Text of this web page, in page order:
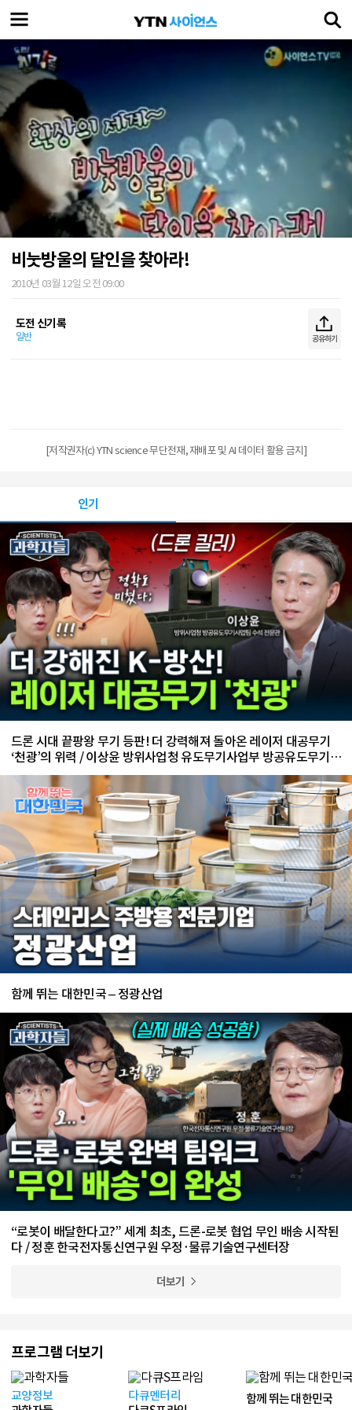
비눗방울의 달인을 찾아라!
2010년 03월 12일 오전 09:00
도전 신기록
일반 공유하기
[저작권자(c) YTN science 무단전재, 재배포 및 AI 데이터 활용 금지]
인기
드론 시대 끝팡왕 무기 등판! 더 강력해져 돌아온 레이저 대공무기
‘천광’의 위력 / 이상윤 방위사업청 유도무기사업부 방공유도무기사
업팀 수석 전문관
함께 뛰는 대한민국 – 정광산업
“로봇이 배달한다고?” 세계 최초, 드론-로봇 협업 무인 배송 시작된
다 / 정훈 한국전자통신연구원 우정·물류기술연구센터장
더보기
프로그램 더보기
교양정보
다큐멘터리
함께 뛰는 대한민국